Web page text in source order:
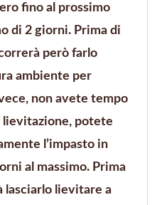
fino al prossimo
di 2 giorni. Prima di
però farlo
ambiente per
non avete tempo
potete
l’impasto in
al massimo. Prima
lasciarlo lievitare a